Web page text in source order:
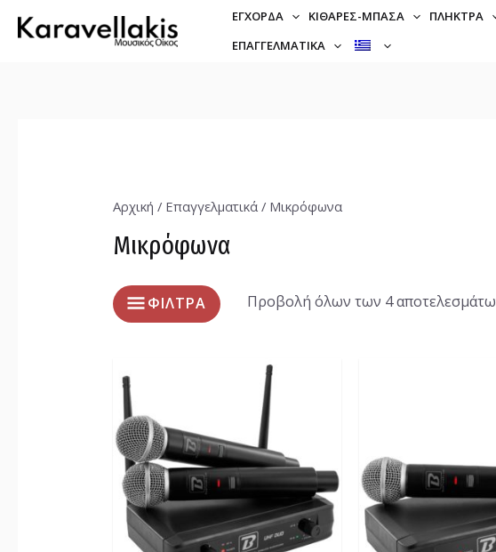
ΈΓΧΟΡΔΑ ΚΙΘΆΡΕΣ-ΜΠΆΣΑ ΠΛΉΚΤΡΑ
ΕΠΑΓΓΕΛΜΑΤΙΚΆ
Αρχική / Επαγγελματικά/ Μικρόφωνα
Μικρόφωνα
ΦΙΛΤΡΑ Προβολή όλων των 4